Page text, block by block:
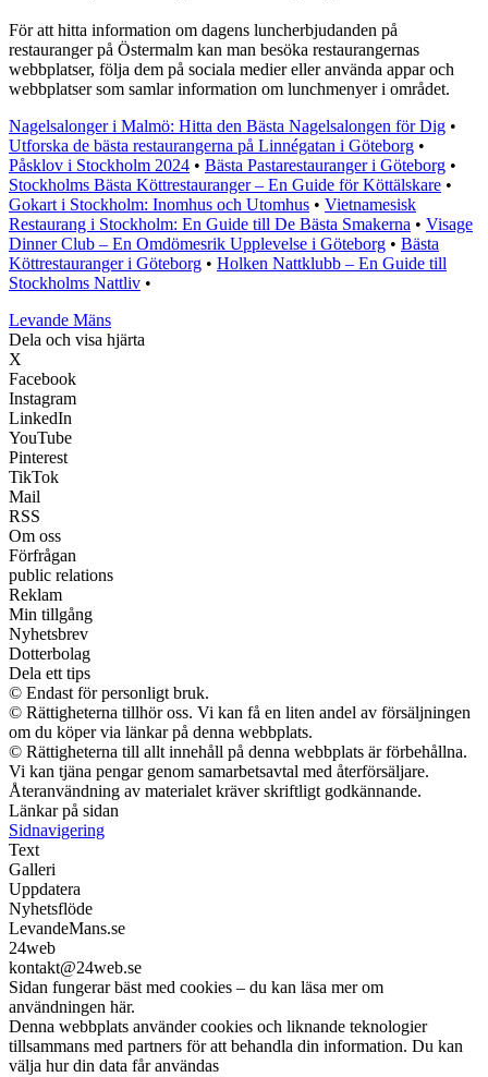
För att hitta information om dagens luncherbjudanden på
restauranger på Östermalm kan man besöka restaurangernas
webbplatser, följa dem på sociala medier eller använda appar och
webbplatser som samlar information om lunchmenyer i området.
Nagelsalonger i Malmö: Hitta den Bästa Nagelsalongen för Dig •
Utforska de bästa restaurangerna på Linnégatan i Göteborg •
Påsklov i Stockholm 2024 • Bästa Pastarestauranger i Göteborg •
Stockholms Bästa Köttrestauranger – En Guide för Köttälskare •
Gokart i Stockholm: Inomhus och Utomhus • Vietnamesisk
Restaurang i Stockholm: En Guide till De Bästa Smakerna • Visage
Dinner Club – En Omdömesrik Upplevelse i Göteborg • Bästa
Köttrestauranger i Göteborg • Holken Nattklubb – En Guide till
Stockholms Nattliv •
Levande Mäns
Dela och visa hjärta
X
Facebook
Instagram
LinkedIn
YouTube
Pinterest
TikTok
Mail
RSS
Om oss
Förfrågan
public relations
Reklam
Min tillgång
Nyhetsbrev
Dotterbolag
Dela ett tips
© Endast för personligt bruk.
© Rättigheterna tillhör oss. Vi kan få en liten andel av försäljningen
om du köper via länkar på denna webbplats.
© Rättigheterna till allt innehåll på denna webbplats är förbehållna.
Vi kan tjäna pengar genom samarbetsavtal med återförsäljare.
Återanvändning av materialet kräver skriftligt godkännande.
Länkar på sidan
Sidnavigering
Text
Galleri
Uppdatera
Nyhetsflöde
LevandeMans.se
24web
kontakt@24web.se
Sidan fungerar bäst med cookies – du kan läsa mer om
användningen här.
Denna webbplats använder cookies och liknande teknologier
tillsammans med partners för att behandla din information. Du kan
välja hur din data får användas